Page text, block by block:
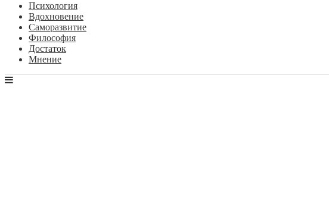
Психология
Вдохновение
Саморазвитие
Философия
Достаток
Мнение